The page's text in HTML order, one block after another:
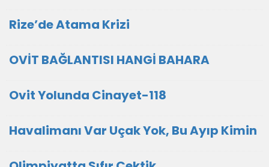
Rize’de Atama Krizi
OVİT BAĞLANTISI HANGİ BAHARA
Ovit Yolunda Cinayet-118
Havalimanı Var Uçak Yok, Bu Ayıp Kimin